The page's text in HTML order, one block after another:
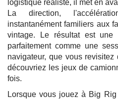
logistique réaliste, il met en
La direction,
instantanément familiers aux
vintage. Le résultat est une
parfaitement comme une
navigateur, que vous
découvriez les jeux de
fois.
Lorsque vous jouez à Big